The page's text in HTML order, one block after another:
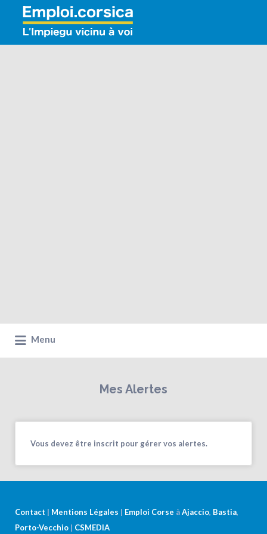
Rechercher:
Menu
Mes Alertes
Vous devez être inscrit pour gérer vos alertes.
Contact | Mentions Légales | Emploi Corse àAjaccio, Bastia,
Porto-Vecchio | CSMEDIA